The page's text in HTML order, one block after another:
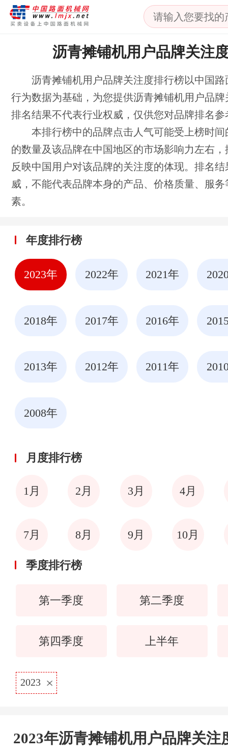
沥青摊铺机用户品牌关注
沥青摊铺机用户品牌关注度排行榜以中国路
行为数据为基础，为您提供沥青摊铺机用户品
排名结果不代表行业权威，仅供您对品牌排名参
本排行榜中的品牌点击人气可能受上榜时间
的数量及该品牌在中国地区的市场影响力左右
反映中国用户对该品牌的关注度的体现。排名
威，不能代表品牌本身的产品、价格质量、服
素。
年度排行榜
2023年 2022年 2021年
2018年 2017年 2016年
2013年 2012年 2011年
2008年
月度排行榜
1月 2月 3月 4月
7月 8月 9月 10月
季度排行榜
第一季度 第二季度
第四季度 上半年
2023
2023年沥青摊铺机用户品牌关注